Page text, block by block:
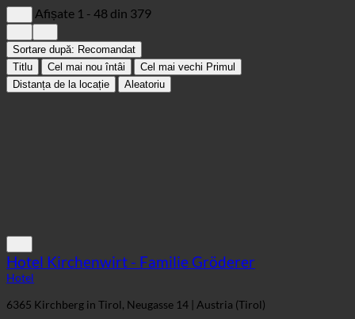
Afișate 1 - 48 din 379
Sortare după: Recomandat
Titlu
Cel mai nou întâi
Cel mai vechi Primul
Distanța de la locație
Aleatoriu
Hotel Kirchenwirt - Familie Gröderer
Hotel
6365 Kirchberg in Tirol, Neugasse 14 | Austria (Tirol)